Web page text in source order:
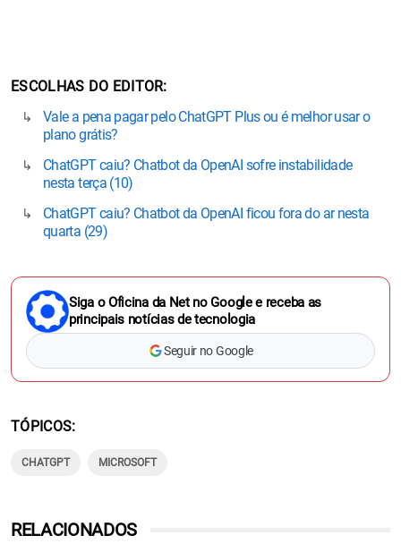
ESCOLHAS DO EDITOR
Vale a pena pagar pelo ChatGPT Plus ou é melhor usar o
plano grátis?
ChatGPT caiu? Chatbot da OpenAI sofre instabilidade
nesta terça (10)
ChatGPT caiu? Chatbot da OpenAI ficou fora do ar nesta
quarta (29)
Siga o Oficina da Net no Google e receba as
principais notícias de tecnologia
Seguir no Google
TÓPICOS
CHATGPT MICROSOFT
RELACIONADOS